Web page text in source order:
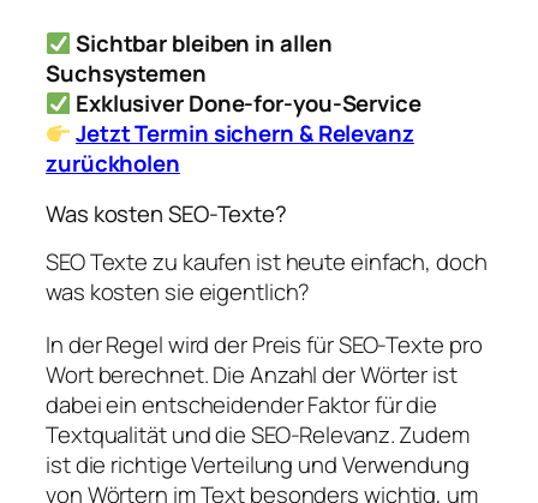
Sichtbar bleiben in allen
Suchsystemen
Exklusiver Done-for-you-Service
Jetzt Termin sichern & Relevanz
zurückholen
Was kosten SEO-Texte?
SEO Texte zu kaufen ist heute einfach, doch
was kosten sie eigentlich?
In der Regel wird der Preis für SEO-Texte pro
Wort berechnet. Die Anzahl der Wörter ist
dabei ein entscheidender Faktor für die
Textqualität und die SEO-Relevanz. Zudem
ist die richtige Verteilung und Verwendung
von Wörtern im Text besonders wichtig, um